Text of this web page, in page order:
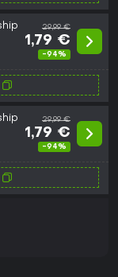
29,99 €
1,79 €
-94%
29,99 €
1,79 €
-94%